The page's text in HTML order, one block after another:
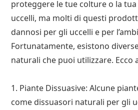
proteggere le tue colture o la
uccelli, ma molti di questi
dannosi per gli uccelli e per
Fortunatamente, esistono
naturali che puoi utilizzare. Ecco
1. Piante Dissuasive: Alcune
come dissuasori naturali per gli